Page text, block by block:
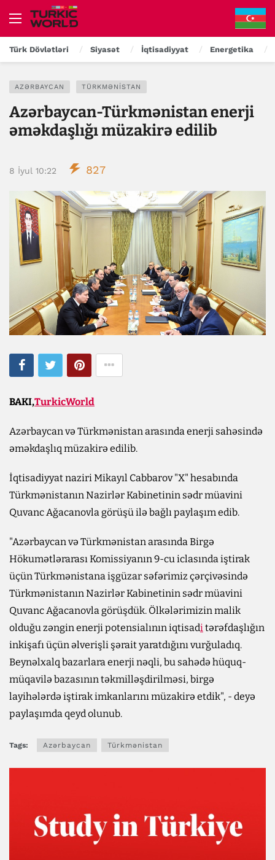
Türk Dövlətləri Siyasət İqtisadiyyat Energetika
AZƏRBAYCAN TÜRKMƏNISTAN
Azərbaycan-Türkmənistan enerji
əməkdaşlığı müzakirə edilib
8 İyul 10:22 827
BAKI,TurkicWorld
Azərbaycan və Türkmənistan arasında enerji sahəsində
əməkdaşlıq müzakirə edilib.
İqtisadiyyat naziri Mikayıl Cabbarov "X" hesabında
Türkmənistanın Nazirlər Kabinetinin sədr müavini
Quvanc Ağacanovla görüşü ilə bağlı paylaşım edib.
"Azərbaycan və Türkmənistan arasında Birgə
Hökumətlərarası Komissiyanın 9-cu iclasında iştirak
üçün Türkmənistana işgüzar səfərimiz çərçivəsində
Türkmənistanın Nazirlər Kabinetinin sədr müavini
Quvanc Ağacanovla görüşdük. Ölkələrimizin malik
olduğu zəngin enerji potensialının iqtisaditərəfdaşlığın
inkişafı üçün əlverişli şərait yaratdığını vurğuladıq.
Beynəlxalq bazarlara enerji nəqli, bu sahədə hüquq-
müqavilə bazasının təkmilləşdirilməsi, birgə
layihələrdə iştirak imkanlarını müzakirə etdik", - deyə
paylaşımda qeyd olunub.
Tags: Azərbaycan Türkmənistan